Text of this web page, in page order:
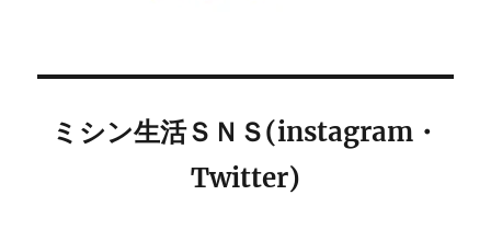
ミシン生活ＳＮＳ(instagram・
Twitter)